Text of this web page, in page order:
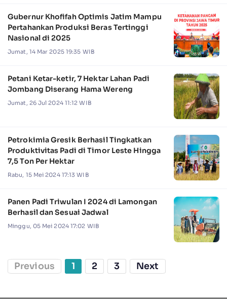
Gubernur Khofifah Optimis Jatim Mampu
Pertahankan Produksi Beras Tertinggi
Nasional di 2025
Jumat, 14 Mar 2025 19:35 WIB
Petani Ketar-ketir, 7 Hektar Lahan Padi
Jombang Diserang Hama Wereng
Jumat, 26 Jul 2024 11:12 WIB
Petrokimia Gresik Berhasil Tingkatkan
Produktivitas Padi di Timor Leste Hingga
7,5 Ton Per Hektar
Rabu, 15 Mei 2024 17:13 WIB
Panen Padi Triwulan I 2024 di Lamongan
Berhasil dan Sesuai Jadwal
Minggu, 05 Mei 2024 17:02 WIB
Previous 1 2 3 Next